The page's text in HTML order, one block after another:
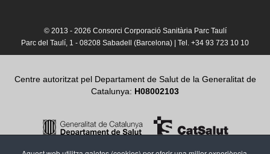
© 2013 - 2026 Consorci Corporació Sanitària Parc Taulí
Parc del Taulí, 1 - 08208 Sabadell (Barcelona) | Tel. +34 93 723 10 10
Centre autoritzat pel Departament de Salut de la Generalitat de
Catalunya: H08002103